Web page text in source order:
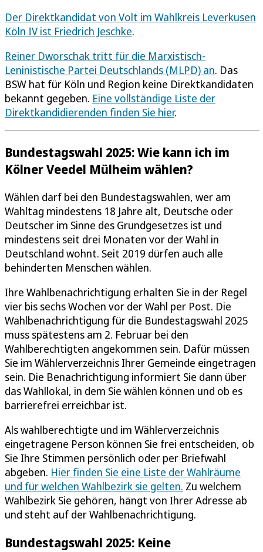
Der Direktkandidat von Volt im Wahlkreis Leverkusen
Köln IV ist Friedrich Jeschke.
Reiner Dworschak tritt für die Marxistisch-
Leninistische Partei Deutschlands (MLPD) an. Das
BSW hat für Köln und Region keine Direktkandidaten
bekannt gegeben. Eine vollständige Liste der
Direktkandidierenden finden Sie hier.
Bundestagswahl 2025: Wie kann ich im
Kölner Veedel Mülheim wählen?
Wählen darf bei den Bundestagswahlen, wer am
Wahltag mindestens 18 Jahre alt, Deutsche oder
Deutscher im Sinne des Grundgesetzes ist und
mindestens seit drei Monaten vor der Wahl in
Deutschland wohnt. Seit 2019 dürfen auch alle
behinderten Menschen wählen.
Ihre Wahlbenachrichtigung erhalten Sie in der Regel
vier bis sechs Wochen vor der Wahl per Post. Die
Wahlbenachrichtigung für die Bundestagswahl 2025
muss spätestens am 2. Februar bei den
Wahlberechtigten angekommen sein. Dafür müssen
Sie im Wählerverzeichnis Ihrer Gemeinde eingetragen
sein. Die Benachrichtigung informiert Sie dann über
das Wahllokal, in dem Sie wählen können und ob es
barrierefrei erreichbar ist.
Als wahlberechtigte und im Wählerverzeichnis
eingetragene Person können Sie frei entscheiden, ob
Sie Ihre Stimmen persönlich oder per Briefwahl
abgeben. Hier finden Sie eine Liste der Wahlräume
und für welchen Wahlbezirk sie gelten. Zu welchem
Wahlbezirk Sie gehören, hängt von Ihrer Adresse ab
und steht auf der Wahlbenachrichtigung.
Bundestagswahl 2025: Keine